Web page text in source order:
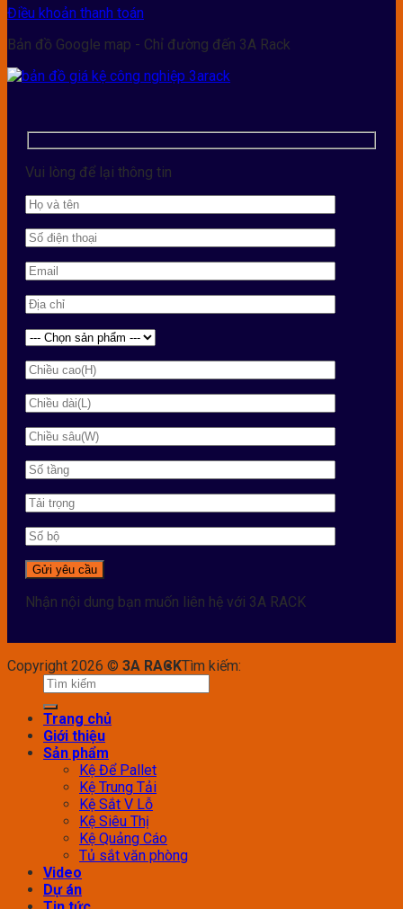
Điều khoản thanh toán
Bản đồ Google map - Chỉ đường đến 3A Rack
Vui lòng để lại thông tin
Nhận nội dung bạn muốn liên hệ với 3A RACK
Copyright 2026 © 3A RACKTìm kiếm:
Trang chủ
Giới thiệu
Sản phẩm
Kệ Để Pallet
Kệ Trung Tải
Kệ Sắt V Lỗ
Kệ Siêu Thị
Kệ Quảng Cáo
Tủ sắt văn phòng
Video
Dự án